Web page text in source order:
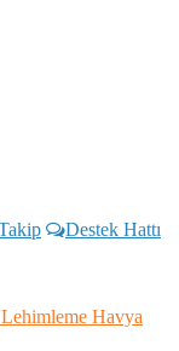
Destek Hattı
Havya